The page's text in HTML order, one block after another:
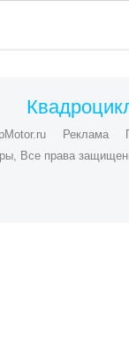
Реклама
Все права